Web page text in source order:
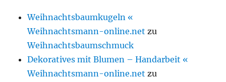
Weihnachtsbaumkugeln «
Weihnachtsmann-online.net zu
Weihnachtsbaumschmuck
Dekoratives mit Blumen – Handarbeit «
Weihnachtsmann-online.net zu